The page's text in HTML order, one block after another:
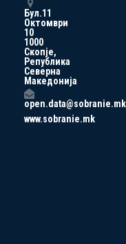
Бул.11
Октомври
10
1000
Скопје,
Република
Северна
Македонија
open.data@sobranie.mk
www.sobranie.mk